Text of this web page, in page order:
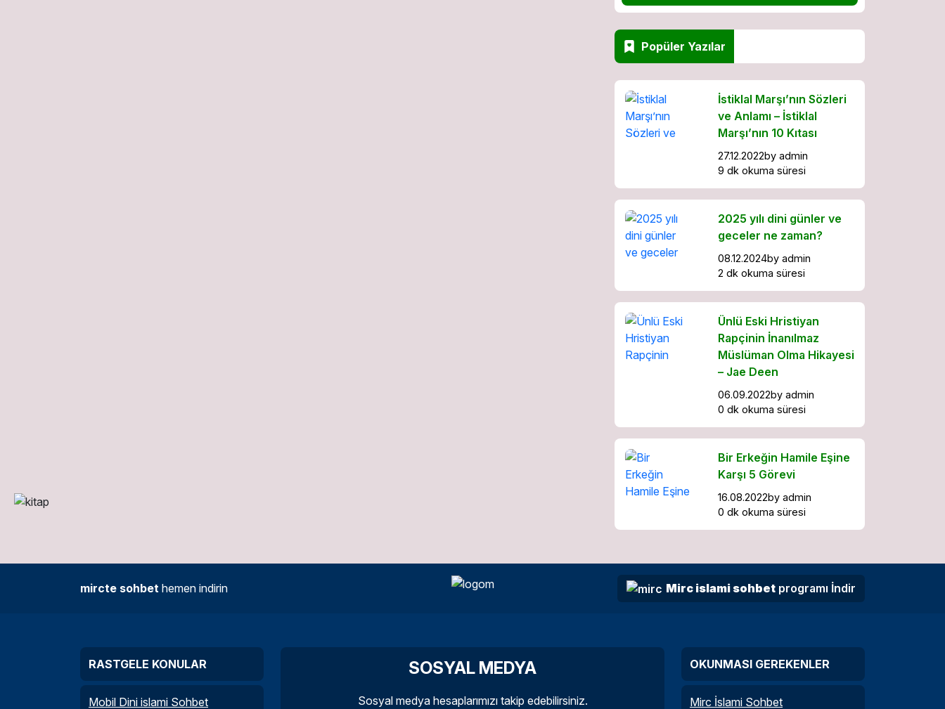
Popüler Yazılar
İstiklal Marşı’nın Sözleri
ve Anlamı – İstiklal
Marşı’nın 10 Kıtası
27.12.2022by admin
9 dk okuma süresi
2025 yılı dini günler ve
geceler ne zaman?
08.12.2024by admin
2 dk okuma süresi
Ünlü Eski Hristiyan
Rapçinin İnanılmaz
Müslüman Olma Hikayesi
– Jae Deen
06.09.2022by admin
0 dk okuma süresi
Bir Erkeğin Hamile Eşine
Karşı 5 Görevi
16.08.2022by admin
0 dk okuma süresi
mircte sohbet hemen indirin Mirc islami sohbet programı İndir
RASTGELE KONULAR
Mobil Dini islami Sohbet
SOSYAL MEDYA
Sosyal medya hesaplarımızı takip edebilirsiniz.
OKUNMASI GEREKENLER
Mirc İslami Sohbet